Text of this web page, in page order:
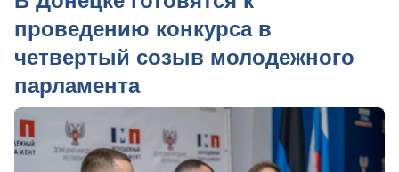
проведению конкурса в
четвертый созыв молодежного
парламента